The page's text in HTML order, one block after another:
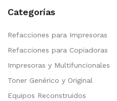
Categorías
Refacciones para Impresoras
Refacciones para Copiadoras
Impresoras y Multifuncionales
Toner Genérico y Original
Equipos Reconstruidos